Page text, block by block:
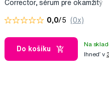
Corrector, sérum pre okamžitý
0,0/5 (0x)
Do košíku
Na
Ihneď v